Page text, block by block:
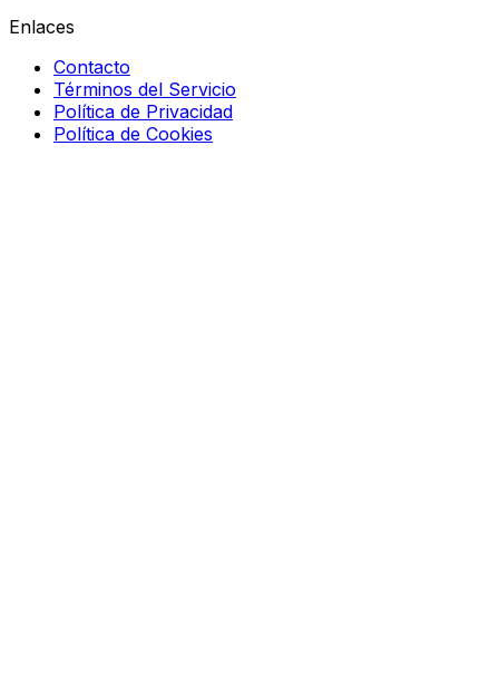
Enlaces
Contacto
Términos del Servicio
Política de Privacidad
Política de Cookies